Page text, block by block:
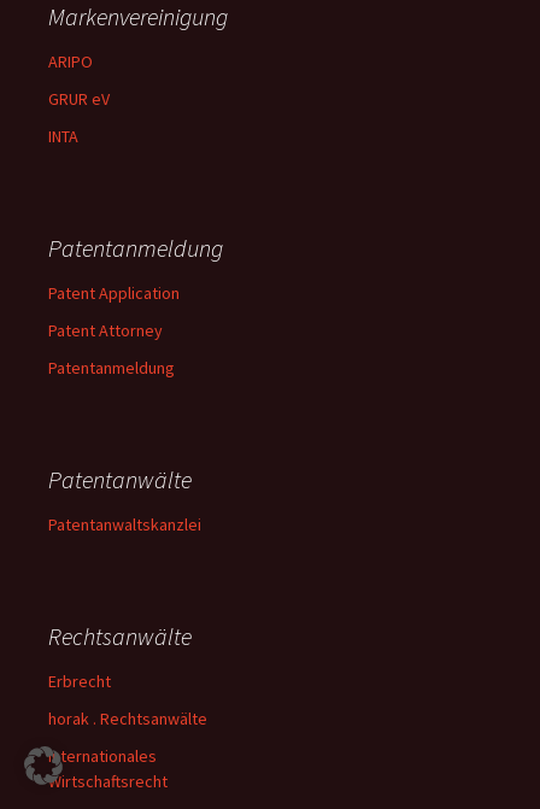
Markenvereinigung
ARIPO
GRUR eV
INTA
Patentanmeldung
Patent Application
Patent Attorney
Patentanmeldung
Patentanwälte
Patentanwaltskanzlei
Rechtsanwälte
Erbrecht
horak . Rechtsanwälte
Internationales
Wirtschaftsrecht